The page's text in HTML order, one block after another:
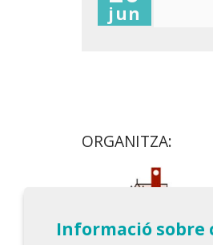
jun
ORGANITZA:
Informació sobre